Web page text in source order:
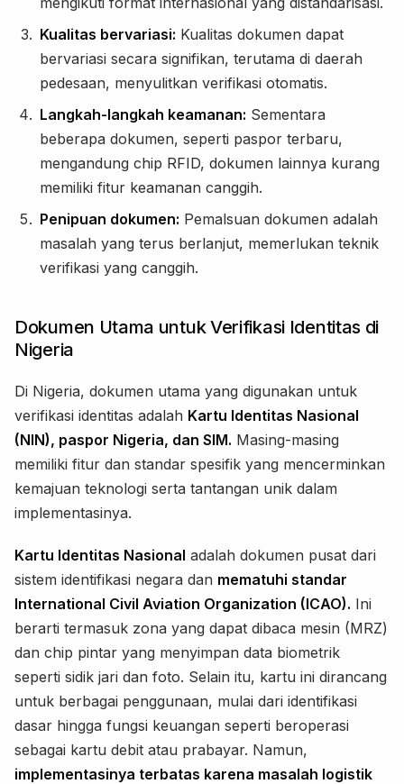
Kualitas bervariasi: Kualitas dokumen dapat
bervariasi secara signifikan, terutama di daerah
pedesaan, menyulitkan verifikasi otomatis.
Langkah-langkah keamanan: Sementara
beberapa dokumen, seperti paspor terbaru,
mengandung chip RFID, dokumen lainnya kurang
memiliki fitur keamanan canggih.
Penipuan dokumen: Pemalsuan dokumen adalah
masalah yang terus berlanjut, memerlukan teknik
verifikasi yang canggih.
Dokumen Utama untuk Verifikasi Identitas di
Nigeria
Di Nigeria, dokumen utama yang digunakan untuk
verifikasi identitas adalah Kartu Identitas Nasional
(NIN), paspor Nigeria, dan SIM. Masing-masing
memiliki fitur dan standar spesifik yang mencerminkan
kemajuan teknologi serta tantangan unik dalam
implementasinya.
Kartu Identitas Nasional adalah dokumen pusat dari
sistem identifikasi negara dan mematuhi standar
International Civil Aviation Organization (ICAO). Ini
berarti termasuk zona yang dapat dibaca mesin (MRZ)
dan chip pintar yang menyimpan data biometrik
seperti sidik jari dan foto. Selain itu, kartu ini dirancang
untuk berbagai penggunaan, mulai dari identifikasi
dasar hingga fungsi keuangan seperti beroperasi
sebagai kartu debit atau prabayar. Namun,
implementasinya terbatas karena masalah logistik